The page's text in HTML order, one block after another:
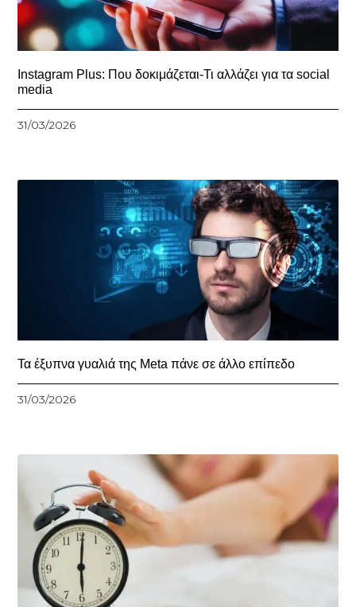
Instagram Plus: Που δοκιμάζεται-Τι αλλάζει για τα social
media
31/03/2026
Τα έξυπνα γυαλιά της Meta πάνε σε άλλο επίπεδο
31/03/2026